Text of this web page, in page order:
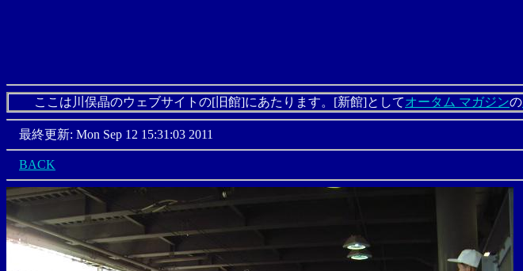
ここは川俣晶のウェブサイトの[旧館]にあたります。[新館]としてオータム マガジンの
最終更新: Mon Sep 12 15:31:03 2011
BACK